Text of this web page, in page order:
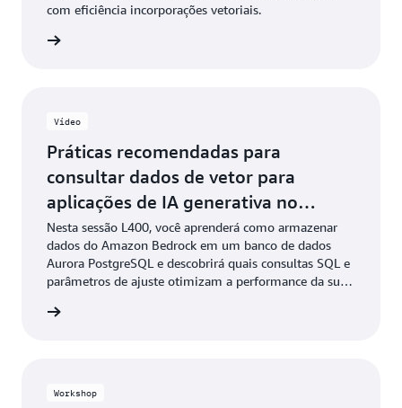
com eficiência incorporações vetoriais.
Vídeo
Práticas recomendadas para
consultar dados de vetor para
aplicações de IA generativa no
PostgreSQL
Nesta sessão L400, você aprenderá como armazenar
dados do Amazon Bedrock em um banco de dados
Aurora PostgreSQL e descobrirá quais consultas SQL e
parâmetros de ajuste otimizam a performance da sua
dados vetoriais, algoritmos de busca do vizinho mais
Workshop